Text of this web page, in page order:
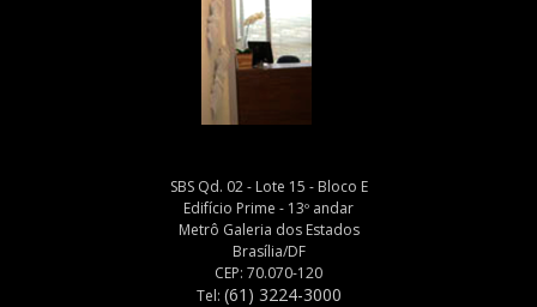
SBS Qd. 02 - Lote 15 - Bloco E
Edifício Prime - 13º andar
Metrô Galeria dos Estados
Brasília/DF
CEP: 70.070-120
Tel: (61) 3224-3000